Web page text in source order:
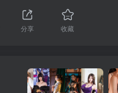
分享 收藏